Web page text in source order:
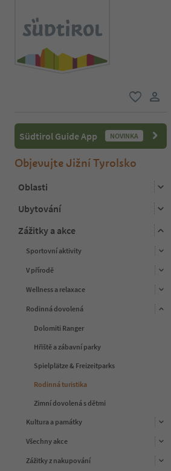
Südtirol Guide App NOVINKA
Objevujte Jižní Tyrolsko
Oblasti
Ubytování
Zážitky a akce
Sportovní aktivity
V přírodě
Wellness a relaxace
Rodinná dovolená
Dolomiti Ranger
Hřiště a zábavní parky
Spielplätze & Freizeitparks
Rodinná turistika
Zimní dovolená s dětmi
Kultura a památky
Všechny akce
Zážitky z nakupování